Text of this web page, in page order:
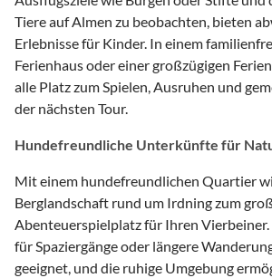
Tiere auf Almen zu beobachten, bieten
Erlebnisse für Kinder. In einem
Ferienhaus oder einer großzügigen
alle Platz zum Spielen, Ausruhen und
der nächsten Tour.
Hundefreundliche Unterkünfte für
Mit einem hundefreundlichen Quartier
Berglandschaft rund um Irdning zum
Abenteuerspielplatz für Ihren Vierbeiner.
für Spaziergänge oder längere
geeignet, und die ruhige Umgebung